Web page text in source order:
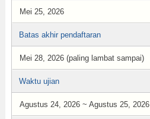
Mei 25, 2026
Batas akhir pendaftaran
Mei 28, 2026 (paling lambat sampai)
Waktu ujian
Agustus 24, 2026 ~ Agustus 25, 2026